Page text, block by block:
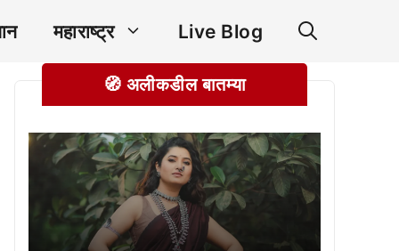
महाराष्ट्र Live Blog
🧭 अलीकडील बातम्या